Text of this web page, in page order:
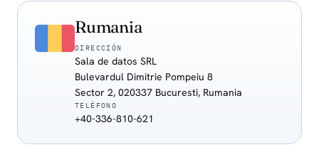
Rumania
DIRECCIÓN
Sala de datos SRL
Bulevardul Dimitrie Pompeiu 8
Sector 2, 020337 Bucuresti, Rumania
TELÉFONO
+40-336-810-621